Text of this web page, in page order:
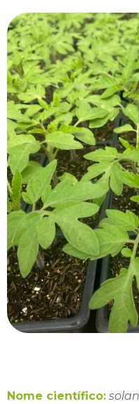
Nome científico: